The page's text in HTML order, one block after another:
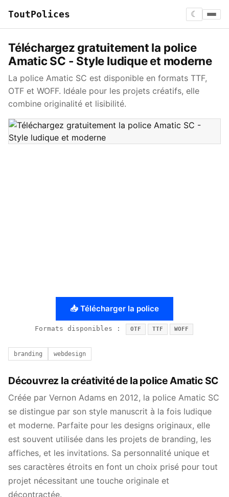
ToutPolices ☾
Téléchargez gratuitement la police
Amatic SC - Style ludique et moderne
La police Amatic SC est disponible en formats TTF,
OTF et WOFF. Idéale pour les projets créatifs, elle
combine originalité et lisibilité.
📥 Télécharger la police
Formats disponibles : OTF TTF WOFF
branding webdesign
Découvrez la créativité de la police Amatic SC
Créée par Vernon Adams en 2012, la police Amatic SC
se distingue par son style manuscrit à la fois ludique
et moderne. Parfaite pour les designs originaux, elle
est souvent utilisée dans les projets de branding, les
affiches, et les invitations. Sa personnalité unique et
ses caractères étroits en font un choix prisé pour tout
projet nécessitant une touche originale et
décontractée.